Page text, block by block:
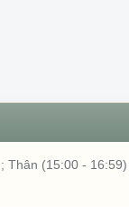
; Thân (15:00 - 16:59)